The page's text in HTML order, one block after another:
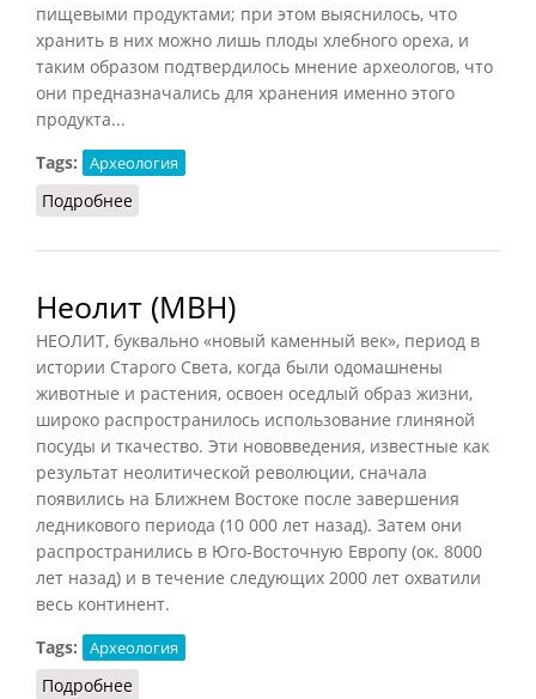
пищевыми продуктами; при этом выяснилось, что
хранить в них можно лишь плоды хлебного ореха, и
таким образом подтвердилось мнение археологов, что
они предназначались для хранения именно этого
продукта...
Tags:
Археология
Подробнее
Неолит (МВН)
НЕОЛИТ, буквально «новый каменный век», период в
истории Старого Света, когда были одомашнены
животные и растения, освоен оседлый образ жизни,
широко распространилось использование глиняной
посуды и ткачество. Эти нововведения, известные как
результат неолитической революции, сначала
появились на Ближнем Востоке после завершения
ледникового периода (10 000 лет назад). Затем они
распространились в Юго-Восточную Европу (ок. 8000
лет назад) и в течение следующих 2000 лет охватили
весь континент.
Tags:
Археология
Подробнее